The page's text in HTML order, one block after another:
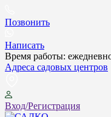
to
Позвонить
Написать
Время работы:
Адреса садовых центров
Вход/Регистрация